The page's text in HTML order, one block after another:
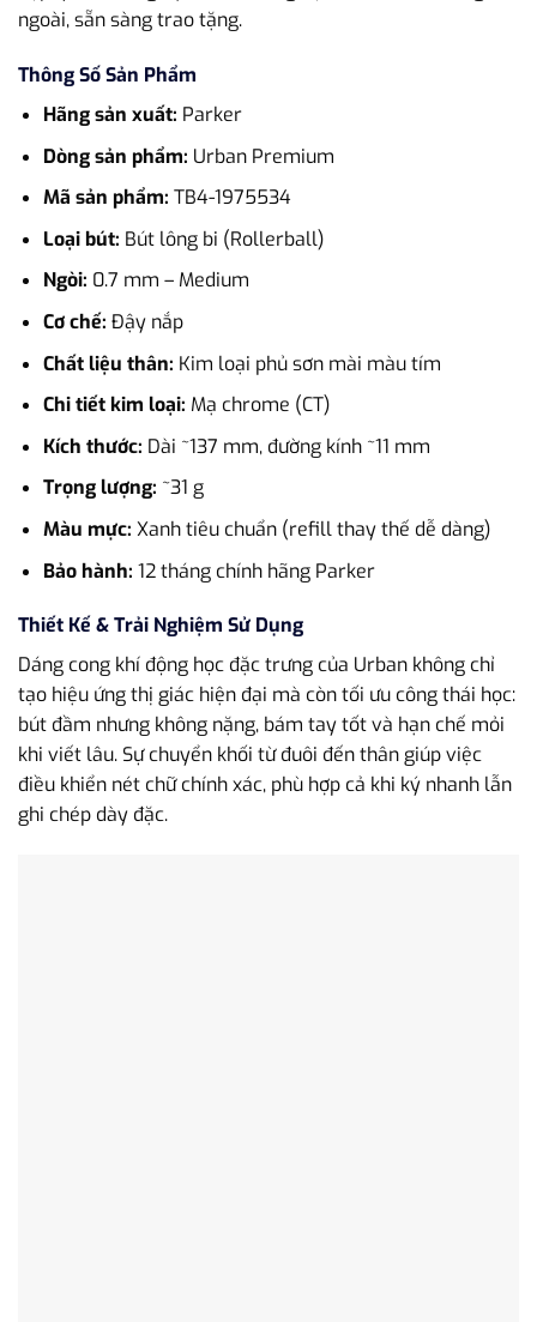
ngoài, sẵn sàng trao tặng.
Thông Số Sản Phẩm
Hãng sản xuất: Parker
Dòng sản phẩm: Urban Premium
Mã sản phẩm: TB4-1975534
Loại bút: Bút lông bi (Rollerball)
Ngòi: 0.7 mm – Medium
Cơ chế: Đậy nắp
Chất liệu thân: Kim loại phủ sơn mài màu tím
Chi tiết kim loại: Mạ chrome (CT)
Kích thước: Dài ~137 mm, đường kính ~11 mm
Trọng lượng: ~31 g
Màu mực: Xanh tiêu chuẩn (refill thay thế dễ dàng)
Bảo hành: 12 tháng chính hãng Parker
Thiết Kế & Trải Nghiệm Sử Dụng
Dáng cong khí động học đặc trưng của Urban không chỉ
tạo hiệu ứng thị giác hiện đại mà còn tối ưu công thái học:
bút đầm nhưng không nặng, bám tay tốt và hạn chế mỏi
khi viết lâu. Sự chuyển khối từ đuôi đến thân giúp việc
điều khiển nét chữ chính xác, phù hợp cả khi ký nhanh lẫn
ghi chép dày đặc.